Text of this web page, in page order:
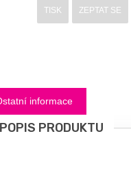
TISK ZEPTAT SE
informace
PRODUKTU